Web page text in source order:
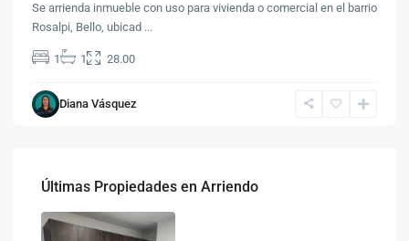
Se arrienda inmueble con uso para vivienda o comercial en el barrio
Rosalpi, Bello, ubicad ...
1 1 28.00
Diana Vásquez
Últimas Propiedades en Arriendo